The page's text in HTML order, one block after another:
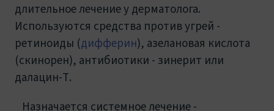
длительное лечение у дерматолога.
Используются средства против угрей -
ретиноиды (дифферин), азелановая кислота
(скинорен), антибиотики - зинерит или
далацин-Т.
Назначается системное лечение -